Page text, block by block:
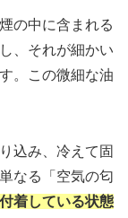
の中に含まれる
、それが細かい
。この微細な油
込み、冷えて固
なる「空気の匂
着している状態